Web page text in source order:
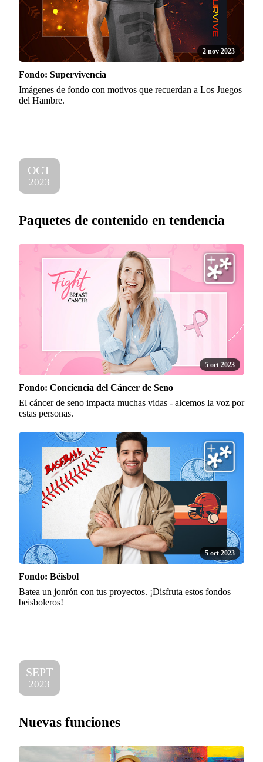
2 nov 2023
Fondo: Supervivencia
Imágenes de fondo con motivos que recuerdan a Los Juegos
del Hambre.
OCT
2023
Paquetes de contenido en tendencia
5 oct 2023
Fondo: Conciencia del Cáncer de Seno
El cáncer de seno impacta muchas vidas - alcemos la voz por
estas personas.
5 oct 2023
Fondo: Béisbol
Batea un jonrón con tus proyectos. ¡Disfruta estos fondos
beisboleros!
SEPT
2023
Nuevas funciones